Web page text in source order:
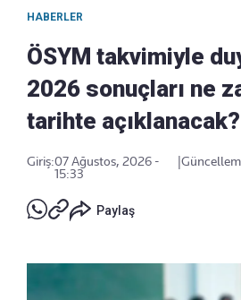
HABERLER
ÖSYM takvimiyle
2026 sonuçları ne
tarihte açıklanacak?
Giriş:07 Ağustos, 2026 -
15:33
Paylaş